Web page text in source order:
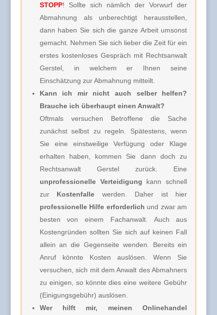
STOPP! Sollte sich nämlich der Vorwurf der
Abmahnung als unberechtigt herausstellen,
dann haben Sie sich die ganze Arbeit umsonst
gemacht. Nehmen Sie sich lieber die Zeit für ein
erstes kostenloses Gespräch mit Rechtsanwalt
Gerstel, in welchem er Ihnen seine
Einschätzung zur Abmahnung mitteilt.
Kann ich mir nicht auch selber helfen?
Brauche ich überhaupt einen Anwalt?
Oftmals versuchen Betroffene die Sache
zunächst selbst zu regeln. Spätestens, wenn
Sie eine einstweilige Verfügung oder Klage
erhalten haben, kommen Sie dann doch zu
Rechtsanwalt Gerstel zurück. Eine
unprofessionelle Verteidigung kann schnell
zur Kostenfalle werden. Daher ist hier
professionelle Hilfe erforderlich und zwar am
besten von einem Fachanwalt. Auch aus
Kostengründen sollten Sie sich auf keinen Fall
allein an die Gegenseite wenden. Bereits ein
Anruf könnte Kosten auslösen. Wenn Sie
versuchen, sich mit dem Anwalt des Abmahners
zu einigen, so könnte dies eine weitere Gebühr
(Einigungsgebühr) auslösen.
Wer hilft mir, meinen Onlinehandel